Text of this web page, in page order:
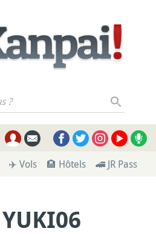
?
✈️ Vols 🏨 Hôtels 🚄 JR Pass
YUKI06